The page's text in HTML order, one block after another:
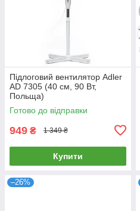
Підлоговий вентилятор Adler
AD 7305 (40 см, 90 Вт,
Польща)
Готово до відправки
949 ₴ 1 349 ₴
Купити
–26%